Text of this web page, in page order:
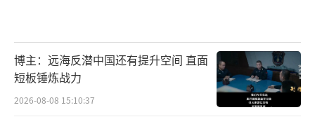
博主：远海反潜中国还有提升空间 直面
短板锤炼战力
2026-08-08 15:10:37